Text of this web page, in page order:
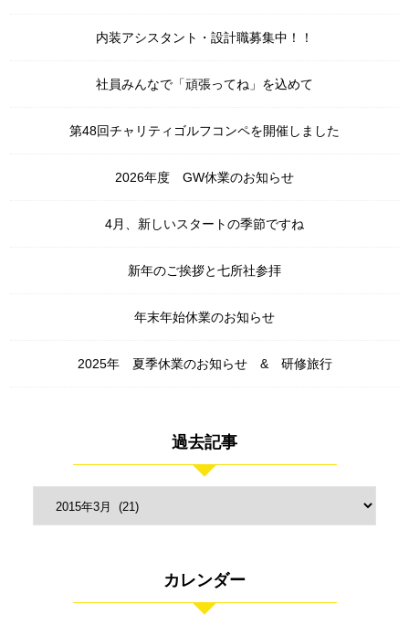
内装アシスタント・設計職募集中！！
社員みんなで「頑張ってね」を込めて
第48回チャリティゴルフコンペを開催しました
2026年度 GW休業のお知らせ
4月、新しいスタートの季節ですね
新年のご挨拶と七所社参拝
年末年始休業のお知らせ
2025年 夏季休業のお知らせ & 研修旅行
過去記事
カレンダー